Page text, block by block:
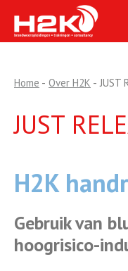
Home - Over H2K - JUST
JUST
H2K
Gebruik van
hoogrisico-